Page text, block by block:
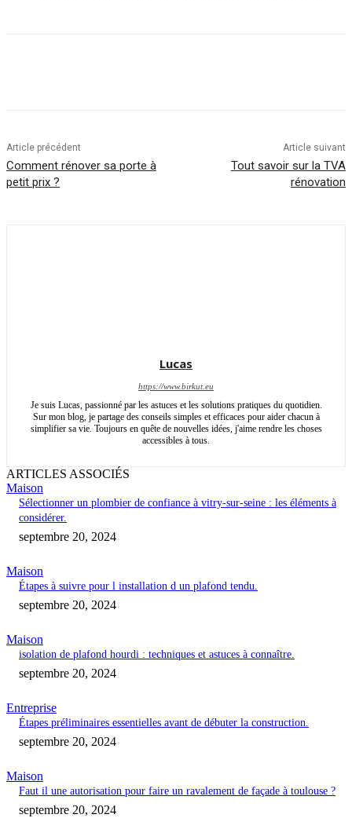
Article précédent
Comment rénover sa porte à
petit prix ?
Article suivant
Tout savoir sur la TVA
rénovation
Lucas
https://www.birkut.eu
Je suis Lucas, passionné par les astuces et les solutions pratiques du quotidien.
Sur mon blog, je partage des conseils simples et efficaces pour aider chacun à
simplifier sa vie. Toujours en quête de nouvelles idées, j'aime rendre les choses
accessibles à tous.
ARTICLES ASSOCIÉS
Maison
Sélectionner un plombier de confiance à vitry-sur-seine : les éléments à
considérer.
septembre 20, 2024
Maison
Étapes à suivre pour l installation d un plafond tendu.
septembre 20, 2024
Maison
isolation de plafond hourdi : techniques et astuces à connaître.
septembre 20, 2024
Entreprise
Étapes préliminaires essentielles avant de débuter la construction.
septembre 20, 2024
Maison
Faut il une autorisation pour faire un ravalement de façade à toulouse ?
septembre 20, 2024